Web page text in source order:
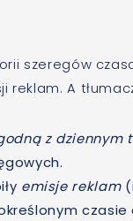
szeregów
A
z dziennym
emisje reklam
czasie